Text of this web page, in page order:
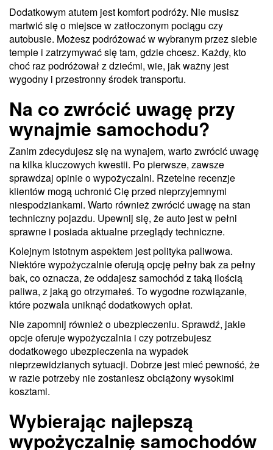
Dodatkowym atutem jest komfort podróży. Nie musisz
martwić się o miejsce w zatłoczonym pociągu czy
autobusie. Możesz podróżować w wybranym przez siebie
tempie i zatrzymywać się tam, gdzie chcesz. Każdy, kto
choć raz podróżował z dziećmi, wie, jak ważny jest
wygodny i przestronny środek transportu.
Na co zwrócić uwagę przy
wynajmie samochodu?
Zanim zdecydujesz się na wynajem, warto zwrócić uwagę
na kilka kluczowych kwestii. Po pierwsze, zawsze
sprawdzaj opinie o wypożyczalni. Rzetelne recenzje
klientów mogą uchronić Cię przed nieprzyjemnymi
niespodziankami. Warto również zwrócić uwagę na stan
techniczny pojazdu. Upewnij się, że auto jest w pełni
sprawne i posiada aktualne przeglądy techniczne.
Kolejnym istotnym aspektem jest polityka paliwowa.
Niektóre wypożyczalnie oferują opcję pełny bak za pełny
bak, co oznacza, że oddajesz samochód z taką ilością
paliwa, z jaką go otrzymałeś. To wygodne rozwiązanie,
które pozwala uniknąć dodatkowych opłat.
Nie zapomnij również o ubezpieczeniu. Sprawdź, jakie
opcje oferuje wypożyczalnia i czy potrzebujesz
dodatkowego ubezpieczenia na wypadek
nieprzewidzianych sytuacji. Dobrze jest mieć pewność, że
w razie potrzeby nie zostaniesz obciążony wysokimi
kosztami.
Wybierając najlepszą
wypożyczalnię samochodów